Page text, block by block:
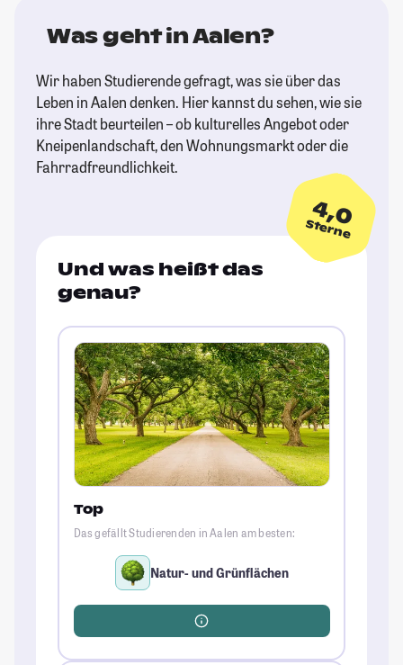
Was geht in Aalen?
Wir haben Studierende gefragt, was sie über das
Leben in Aalen denken. Hier kannst du sehen, wie sie
ihre Stadt beurteilen – ob kulturelles Angebot oder
Kneipenlandschaft, den Wohnungsmarkt oder die
Fahrradfreundlichkeit.
4,0
Sterne
Und was heißt das
genau?
Top
Das gefällt Studierenden in Aalen am besten:
Natur- und Grünflächen